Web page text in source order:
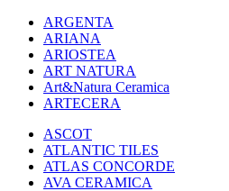
ARGENTA
ARIANA
ARIOSTEA
ART NATURA
Art&Natura Ceramica
ARTECERA
ASCOT
ATLANTIC TILES
ATLAS CONCORDE
AVA CERAMICA